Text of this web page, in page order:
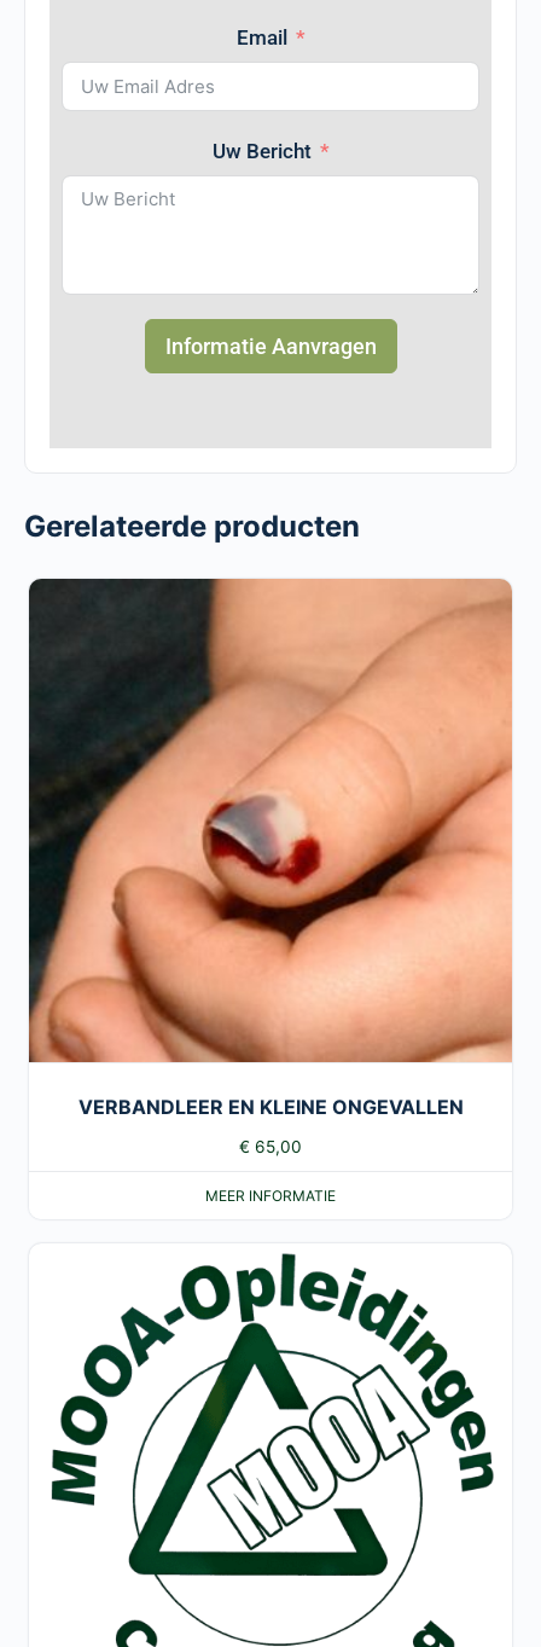
Email
Uw Bericht
Informatie Aanvragen
Gerelateerde producten
VERBANDLEER EN KLEINE ONGEVALLEN
€ 65,00
MEER INFORMATIE